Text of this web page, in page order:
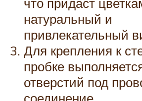
натуральный и
привлекательный
Для крепления к
пробке
отверстий под